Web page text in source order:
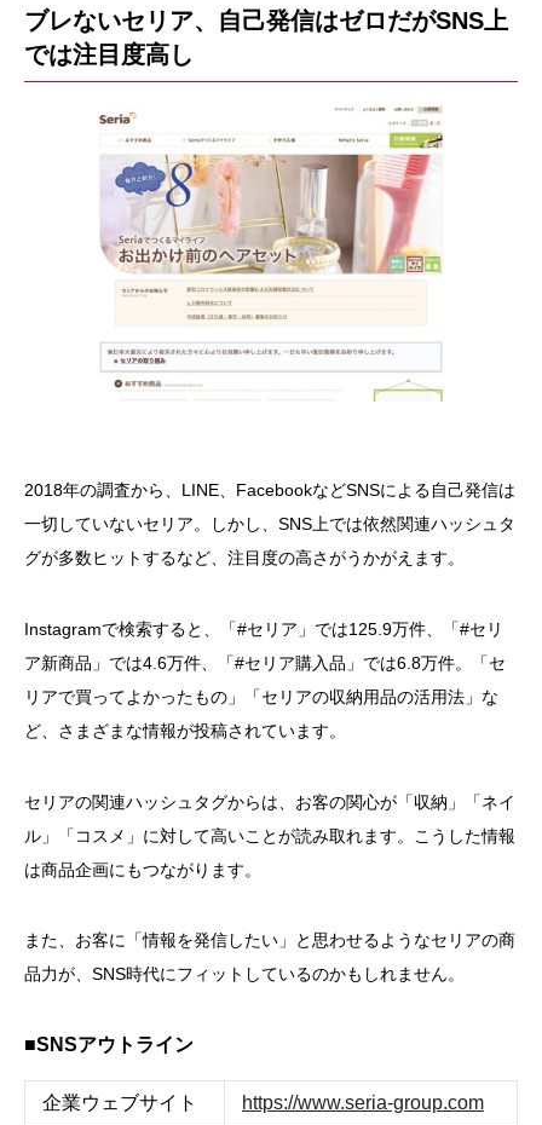
ブレないセリア、自己発信はゼロだがSNS上
では注目度高し
2018年の調査から、LINE、FacebookなどSNSによる自己発信は
一切していないセリア。しかし、SNS上では依然関連ハッシュタ
グが多数ヒットするなど、注目度の高さがうかがえます。
Instagramで検索すると、「#セリア」では125.9万件、「#セリ
ア新商品」では4.6万件、「#セリア購入品」では6.8万件。「セ
リアで買ってよかったもの」「セリアの収納用品の活用法」な
ど、さまざまな情報が投稿されています。
セリアの関連ハッシュタグからは、お客の関心が「収納」「ネイ
ル」「コスメ」に対して高いことが読み取れます。こうした情報
は商品企画にもつながります。
また、お客に「情報を発信したい」と思わせるようなセリアの商
品力が、SNS時代にフィットしているのかもしれません。
■SNSアウトライン
企業ウェブサイト https://www.seria-group.com